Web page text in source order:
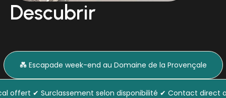
Descubrir
💑 Escapade week-end au Domaine de la Provençale
✔ Surclassement selon disponibilité ✔ Contact